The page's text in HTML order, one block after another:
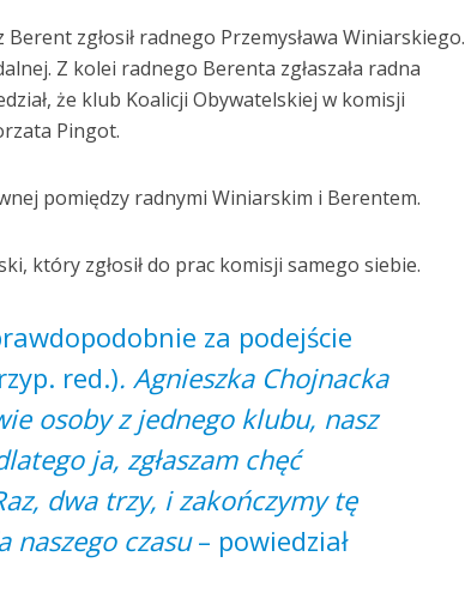
zgłosił radnego Przemysława Winiarskiego.
Z kolei radnego Berenta zgłaszała radna
że klub Koalicji Obywatelskiej w komisji
Pingot.
pomiędzy radnymi Winiarskim i Berentem.
który zgłosił do prac komisji samego siebie.
za podejście
red.). Agnieszka Chojnacka
osoby z jednego klubu, nasz
ja, zgłaszam chęć
dwa trzy, i zakończymy tę
naszego czasu– powiedział